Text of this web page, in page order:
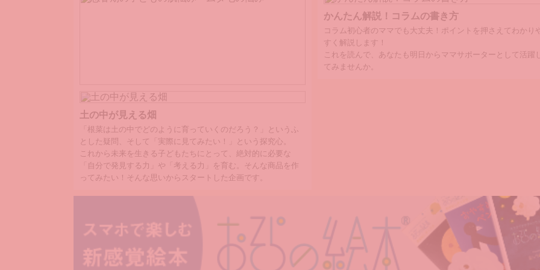
業で子育てと両立！
思春期の子どもの肌悩み・ムダ毛の悩み
かんたん解説！コラムの書き方
コラム初心者のママでも大丈夫！ポイントを押さえてわかり
すく解説します！
これを読んで、あなたも明日からママサポーターとして活躍
てみませんか。
土の中が見える畑
「根菜は土の中でどのように育っていくのだろう？」というふ
とした疑問、そして「実際に見てみたい！」という探究心。
これから未来を生きる子どもたちにとって、絶対的に必要な
「自分で発見する力」や「考える力」を育む。そんな商品を作
ってみたい！そんな思いからスタートした企画です。